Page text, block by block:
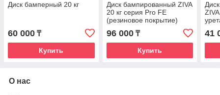
Диск бамперный 20 кг
60 000 ₸
Купить
Диск бампированный ZIVA
20 кг серия Pro FЕ
(резиновое покрытие)
96 000₸
Купить
41
О нас